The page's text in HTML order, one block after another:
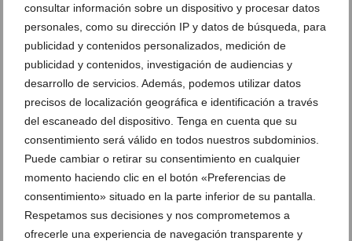
consultar información sobre un dispositivo y procesar datos
personales, como su dirección IP y datos de búsqueda, para
publicidad y contenidos personalizados, medición de
publicidad y contenidos, investigación de audiencias y
desarrollo de servicios. Además, podemos utilizar datos
precisos de localización geográfica e identificación a través
del escaneado del dispositivo. Tenga en cuenta que su
consentimiento será válido en todos nuestros subdominios.
Puede cambiar o retirar su consentimiento en cualquier
momento haciendo clic en el botón «Preferencias de
consentimiento» situado en la parte inferior de su pantalla.
Respetamos sus decisiones y nos comprometemos a
ofrecerle una experiencia de navegación transparente y
Restaurante Temblor